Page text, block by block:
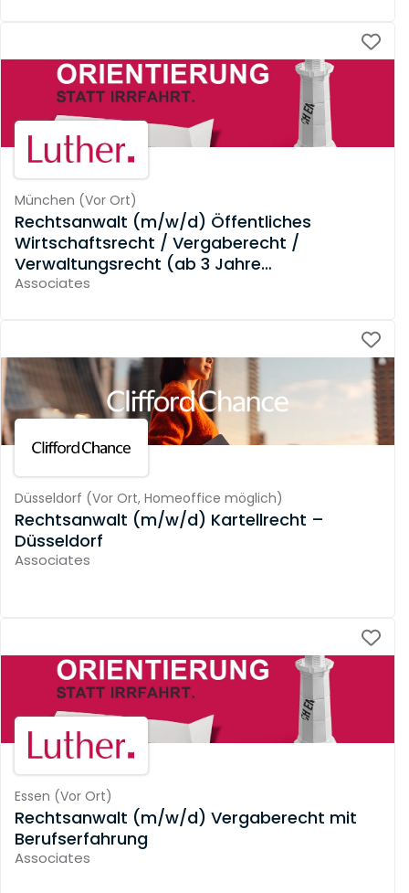
München (Vor Ort)
Rechtsanwalt (m/w/d) Öffentliches
Wirtschaftsrecht / Vergaberecht /
Verwaltungsrecht (ab 3 Jahre
Berufserfahrung)
Associates
Düsseldorf (Vor Ort, Homeoffice möglich)
Rechtsanwalt (m/w/d) Kartellrecht –
Düsseldorf
Associates
Essen (Vor Ort)
Rechtsanwalt (m/w/d) Vergaberecht mit
Berufserfahrung
Associates